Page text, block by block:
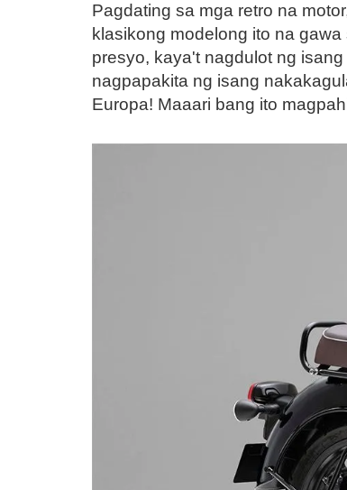
Pagdating sa mga retro na
klasikong modelong ito na
presyo, kaya't nagdulot ng
nagpapakita ng isang
Europa! Maaari bang ito